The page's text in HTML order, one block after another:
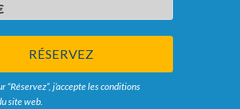
RÉSERVEZ
“Réservez”, j’accepte les conditions
site web.